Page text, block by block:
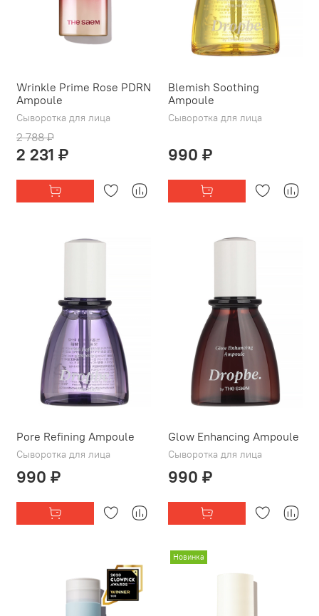
Wrinkle Prime Rose PDRN
Ampoule
Сыворотка для лица
2 788 ₽
2 231 ₽
Blemish Soothing
Ampoule
Сыворотка для лица
990 ₽
Pore Refining Ampoule
Сыворотка для лица
990 ₽
Glow Enhancing Ampoule
Сыворотка для лица
990 ₽
Новинка